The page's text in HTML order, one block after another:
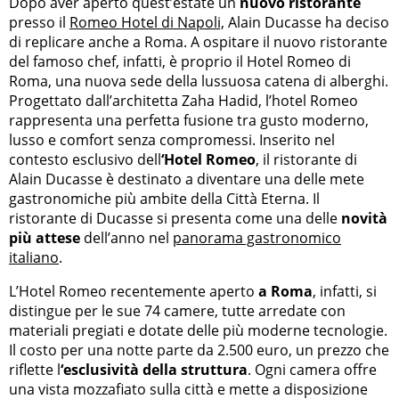
presso il Romeo Hotel di Napoli, Alain Ducasse ha deciso
di replicare anche a Roma. A ospitare il nuovo ristorante
del famoso chef, infatti, è proprio il Hotel Romeo di
Roma, una nuova sede della lussuosa catena di alberghi.
Progettato dall’architetta Zaha Hadid, l’hotel Romeo
rappresenta una perfetta fusione tra gusto moderno,
lusso e comfort senza compromessi. Inserito nel
contesto esclusivo dell‘Hotel Romeo, il ristorante di
Alain Ducasse è destinato a diventare una delle mete
gastronomiche più ambite della Città Eterna. Il
ristorante di Ducasse si presenta come una delle novità
più attese dell’anno nel panorama gastronomico
italiano.
L’Hotel Romeo recentemente aperto a Roma, infatti, si
distingue per le sue 74 camere, tutte arredate con
materiali pregiati e dotate delle più moderne tecnologie.
Il costo per una notte parte da 2.500 euro, un prezzo che
riflette l‘esclusività della struttura. Ogni camera offre
una vista mozzafiato sulla città e mette a disposizione